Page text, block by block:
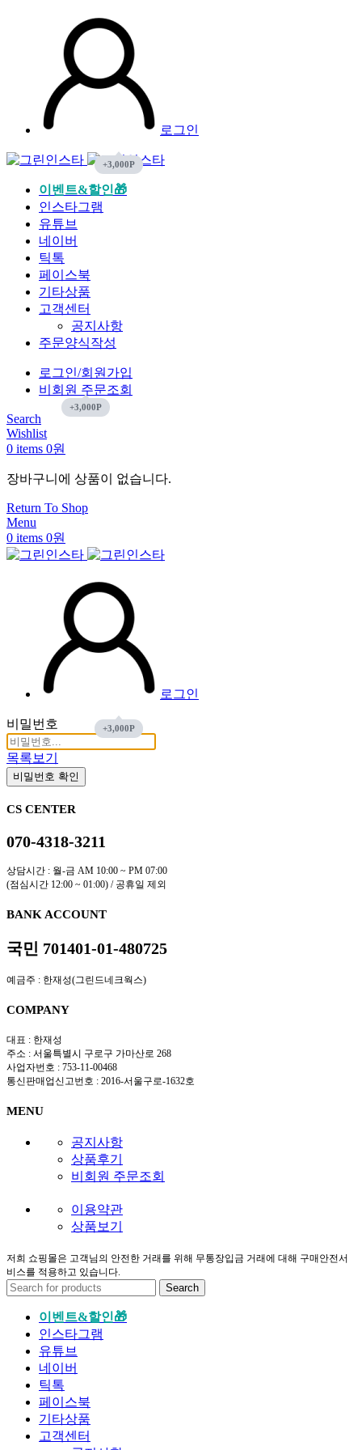
로그인
이벤트&할인🎁
인스타그램
유튜브
네이버
틱톡
페이스북
기타상품
고객센터
공지사항
주문양식작성
로그인/회원가입
비회원 주문조회
Search
Wishlist
0 items 0원
장바구니에 상품이 없습니다.
Return To Shop
Menu
0 items 0원
로그인
비밀번호
목록보기
비밀번호 확인
CS CENTER
070-4318-3211
상담시간 : 월-금 AM 10:00 ~ PM 07:00
(점심시간 12:00 ~ 01:00) / 공휴일 제외
BANK ACCOUNT
국민 701401-01-480725
예금주 : 한재성(그린드네크웍스)
COMPANY
대표 : 한재성
주소 : 서울특별시 구로구 가마산로 268
사업자번호 : 753-11-00468
통신판매업신고번호 : 2016-서울구로-1632호
MENU
공지사항
상품후기
비회원 주문조회
이용약관
상품보기
저희 쇼핑몰은 고객님의 안전한 거래를 위해 무통장입금 거래에 대해 구매안전서
비스를 적용하고 있습니다.
Search
이벤트&할인🎁
인스타그램
유튜브
네이버
틱톡
페이스북
기타상품
고객센터